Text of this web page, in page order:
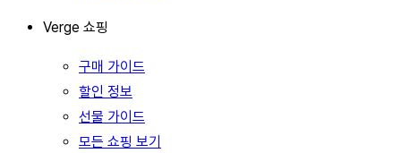
Verge 쇼핑
구매 가이드
할인 정보
선물 가이드
모든 쇼핑 보기